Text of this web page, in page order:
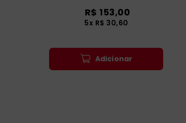
R$ 153,00
5x R$ 30,60
Adicionar